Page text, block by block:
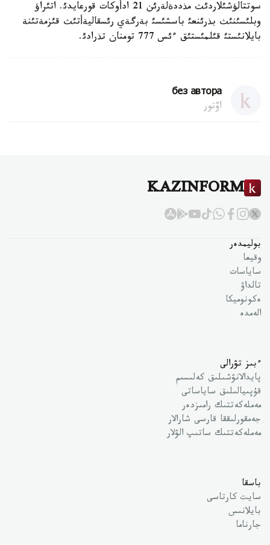
سوتتالؤشئلاردئث مذددةلةرئن 21 ادأوكات قورعايدئ. اتئراؤ
وبلئسئنئث بذرئنعئ باسشئسئ بةرگةي رئسقاليةأتئث قئزمةتئنة
بايلانئستئ قئلمئستئق ءئس 777 تومنان تذرادئ.
без автора
اۆتور
KAZINFORM
بوليمدەر
وقيعا
ساياسات
تالداۋ
ەكونوميكا
الەمدە
ءبىز تۋرالى
پايدالانۋشىلىق كەلىسىم
قۇپىيالىلىق ساياساتى
مەملەكەتتىك رامىزدەر
جەمقورلىققا قارسى شارالار
مەملەكەتتىك ساتىپ الۋلار
باسقا
سايت كارتاسى
بايلانىس
جارناما